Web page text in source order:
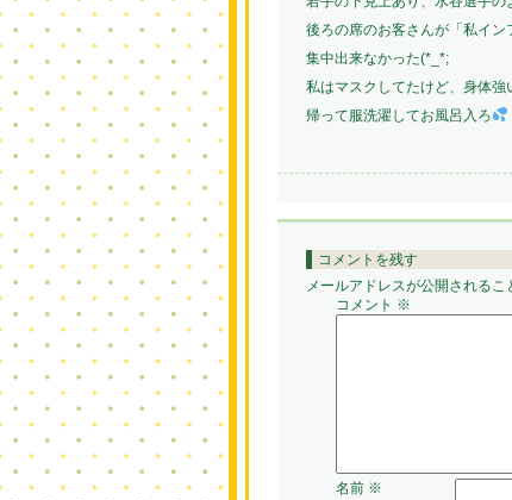
後ろの席のお客さんが「私イ
集中出来なかった(*_*;
私はマスクしてたけど、身体
帰って服洗濯してお風呂入ろ
コメントを残す
メールアドレスが公開されるこ
コメント ※
名前 ※